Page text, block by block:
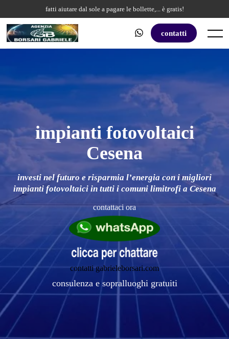
content
fatti aiutare dal sole a pagare le bollette,... è gratis!
Menu
contatti
impianti fotovoltaici
Cesena
investi nel futuro e risparmia l’energia con i migliori
impianti fotovoltaici in tutti i comuni limitrofi a Cesena
contattaci ora
contatti gabrieleborsari.com
consulenza e sopralluoghi gratuiti